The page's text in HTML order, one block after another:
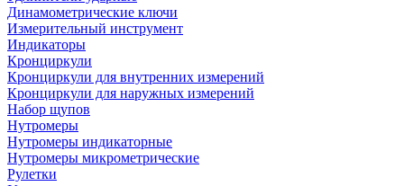
Динамометрические ключи
Измерительный инструмент
Индикаторы
Кронциркули
Кронциркули для внутренних измерений
Кронциркули для наружных измерений
Набор щупов
Нутромеры
Нутромеры индикаторные
Нутромеры микрометрические
Рулетки